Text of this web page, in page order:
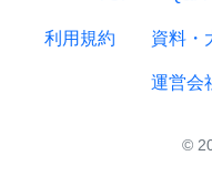
利用規約 資料・
運営会
©